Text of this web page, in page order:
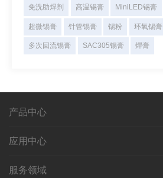
免洗助焊剂 高温锡膏 MiniLED锡膏
超微锡膏 针管锡膏 锡粉 环氧锡膏
多次回流锡膏 SAC305锡膏 焊膏
产品中心
应用中心
服务领域